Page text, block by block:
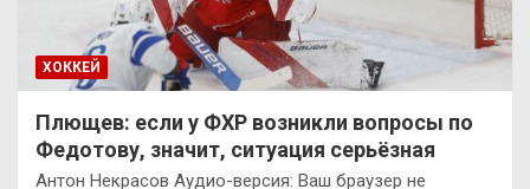
ХОККЕЙ
Плющев: если у ФХР возникли вопросы по
Федотову, значит, ситуация серьёзная
Антон Некрасов Аудио-версия: Ваш браузер не